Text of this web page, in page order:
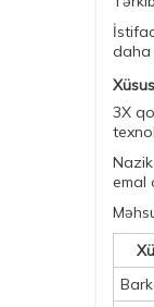
daha
3X
emal